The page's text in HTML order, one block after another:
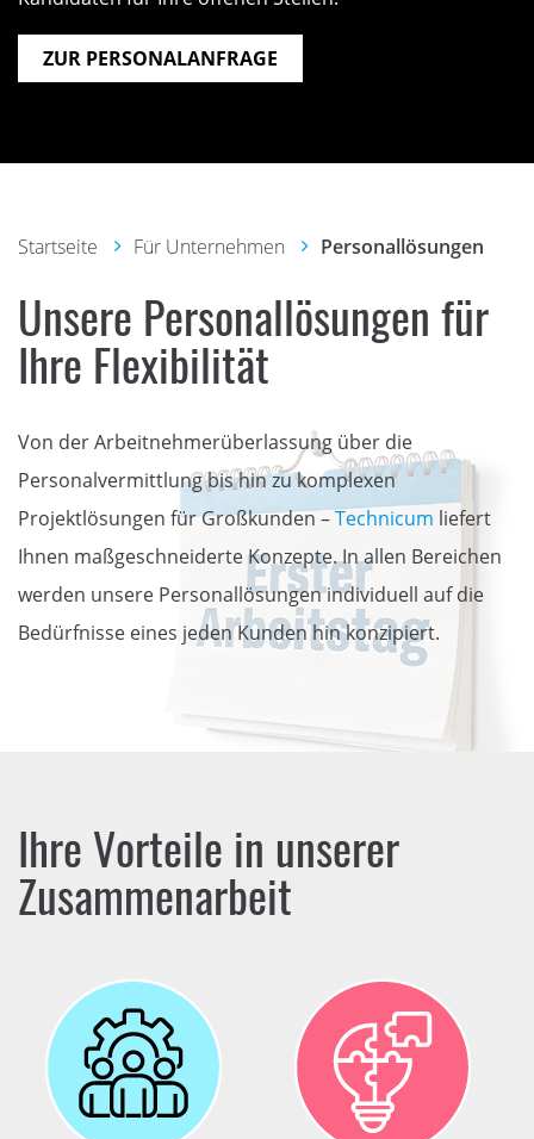
ZUR PERSONALANFRAGE
Startseite Für Unternehmen Personallösungen
Unsere Personallösungen für
Ihre Flexibilität
Von der Arbeitnehmerüberlassung über die
Personalvermittlung bis hin zu komplexen
Projektlösungen für Großkunden –Technicum liefert
Ihnen maßgeschneiderte Konzepte. In allen Bereichen
werden unsere Personallösungen individuell auf die
Bedürfnisse eines jeden Kunden hin konzipiert.
Ihre Vorteile in unserer
Zusammenarbeit